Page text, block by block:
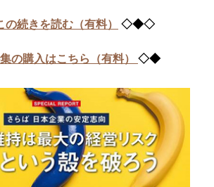
の続きを読む（有料） ◇◆◇
の購入はこちら（有料） ◇◆